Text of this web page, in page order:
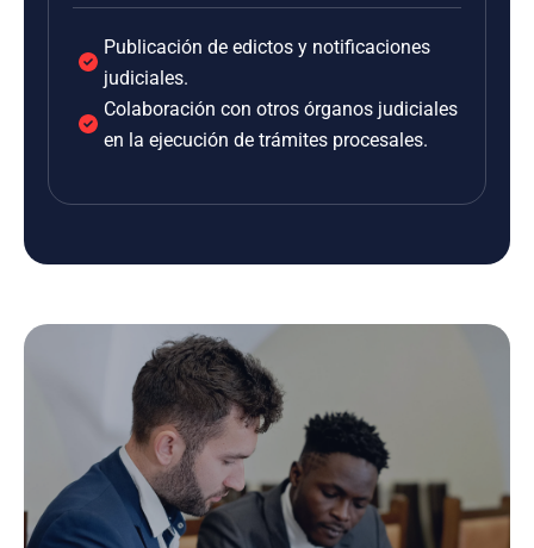
Publicación de edictos y notificaciones
judiciales.
Colaboración con otros órganos judiciales
en la ejecución de trámites procesales.